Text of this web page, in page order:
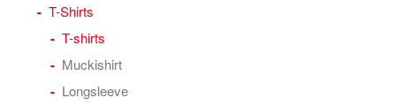
T-Shirts
T-shirts
Muckishirt
Longsleeve